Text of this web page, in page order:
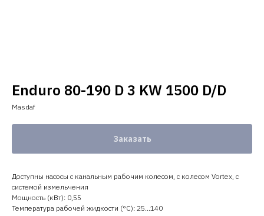
Enduro 80-190 D 3 KW 1500 D/D
Masdaf
Заказать
Доступны насосы с канальным рабочим колесом, с колесом Vortex, с
системой измельчения
Мощность (кВт): 0,55
Температура рабочей жидкости (°C): 25…140